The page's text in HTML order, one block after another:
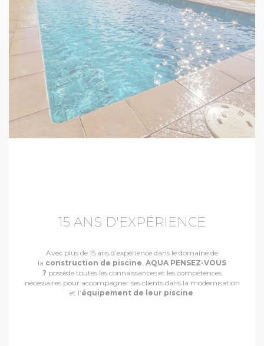
15 ANS D'EXPÉRIENCE
Avec plus de 15 ans d’expérience dans le domaine de
la construction de piscine AQUA PENSEZ-VOUS
? possède toutes les connaissances et les compétences
nécessaires pour accompagner ses clients dans la modernisation
et l’équipement de leur piscine